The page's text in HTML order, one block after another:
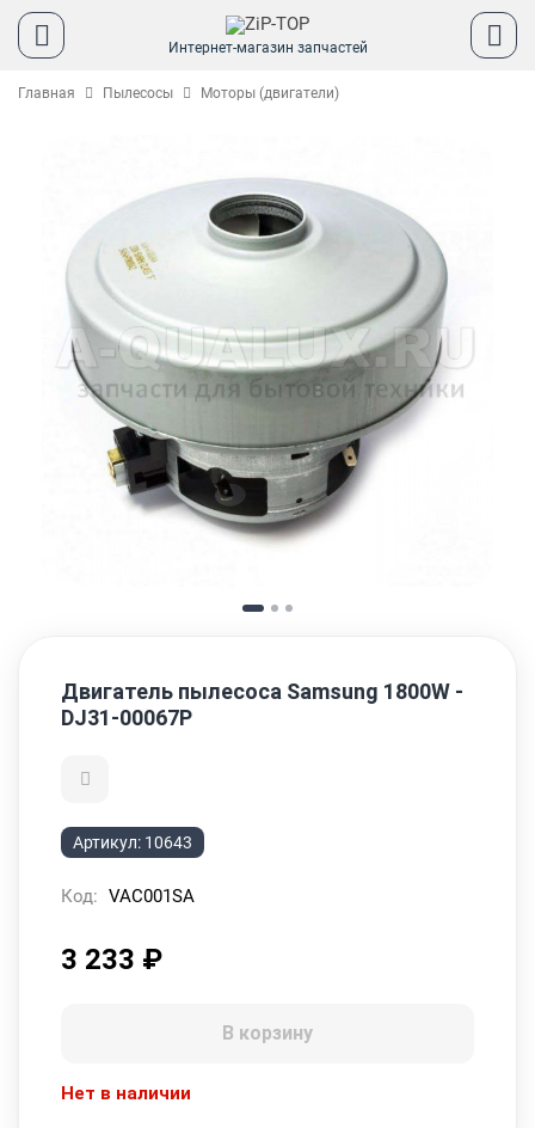
Интернет-магазин запчастей
Главная Пылесосы Моторы (двигатели)
Двигатель пылесоса Samsung 1800W -
DJ31-00067P
Артикул: 10643
Код: VAC001SA
3 233 ₽
В корзину
Нет в наличии